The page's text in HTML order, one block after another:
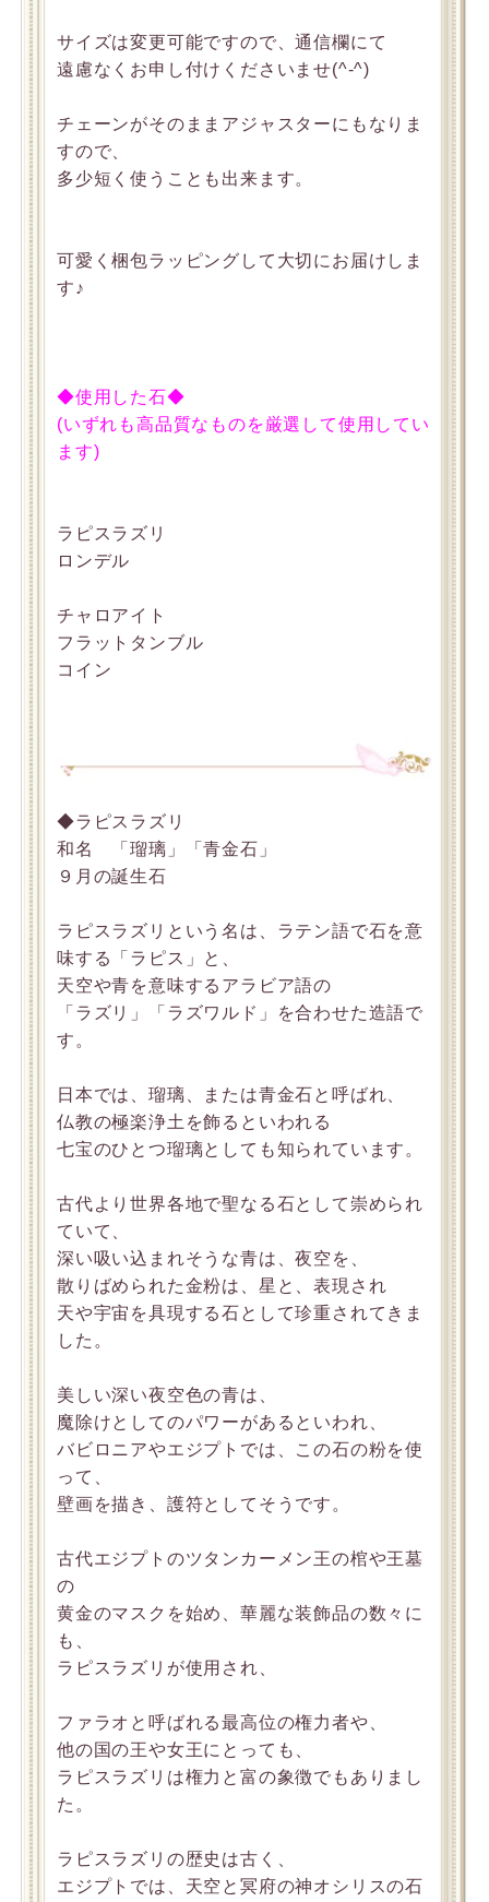
サイズは変更可能ですので、通信欄にて
遠慮なくお申し付けくださいませ(^-^)
チェーンがそのままアジャスターにもなりま
すので、
多少短く使うことも出来ます。
可愛く梱包ラッピングして大切にお届けしま
す♪
◆使用した石◆
(いずれも高品質なものを厳選して使用してい
ます)
ラピスラズリ
ロンデル
チャロアイト
フラットタンブル
コイン
◆ラピスラズリ
和名 「瑠璃」「青金石」
９月の誕生石
ラピスラズリという名は、ラテン語で石を意
味する「ラピス」と、
天空や青を意味するアラビア語の
「ラズリ」「ラズワルド」を合わせた造語で
す。
日本では、瑠璃、または青金石と呼ばれ、
仏教の極楽浄土を飾るといわれる
七宝のひとつ瑠璃としても知られています。
古代より世界各地で聖なる石として崇められ
ていて、
深い吸い込まれそうな青は、夜空を、
散りばめられた金粉は、星と、表現され
天や宇宙を具現する石として珍重されてきま
した。
美しい深い夜空色の青は、
魔除けとしてのパワーがあるといわれ、
バビロニアやエジプトでは、この石の粉を使
って、
壁画を描き、護符としてそうです。
古代エジプトのツタンカーメン王の棺や王墓
の
黄金のマスクを始め、華麗な装飾品の数々に
も、
ラピスラズリが使用され、
ファラオと呼ばれる最高位の権力者や、
他の国の王や女王にとっても、
ラピスラズリは権力と富の象徴でもありまし
た。
ラピスラズリの歴史は古く、
エジプトでは、天空と冥府の神オシリスの石